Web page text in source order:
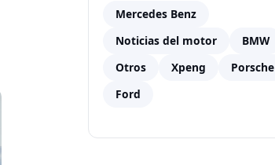
Mercedes Benz
Noticias del motor
BMW
Otros
Xpeng
Porsche
Ford